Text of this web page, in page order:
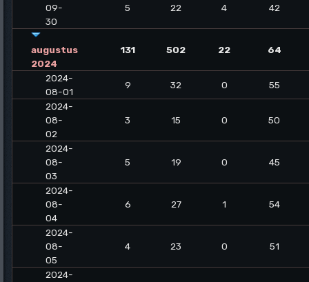
09-
30
5 22 4 42
augustus
2024
131 502 22 64
2024-
08-01
9 32 0
55
2024-
08-
02
3 15 0 50
2024-
08-
03
5 19 0 45
2024-
08-
04
6 27 1 54
2024-
08-
05
4 23 0 51
2024-